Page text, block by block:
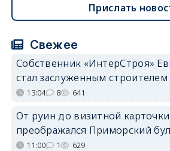
Прислать
Свежее
Собственник «ИнтерСтроя»
стал заслуженным строителем
13:04 8 641
От руин до визитной
преображался Приморский
11:00 1 629